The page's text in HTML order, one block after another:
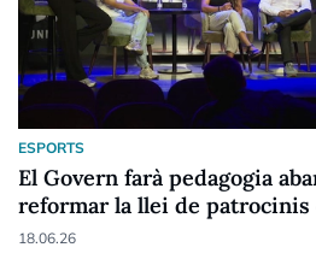
ESPORTS
El Govern farà pedagogia
reformar la llei de
18.06.26